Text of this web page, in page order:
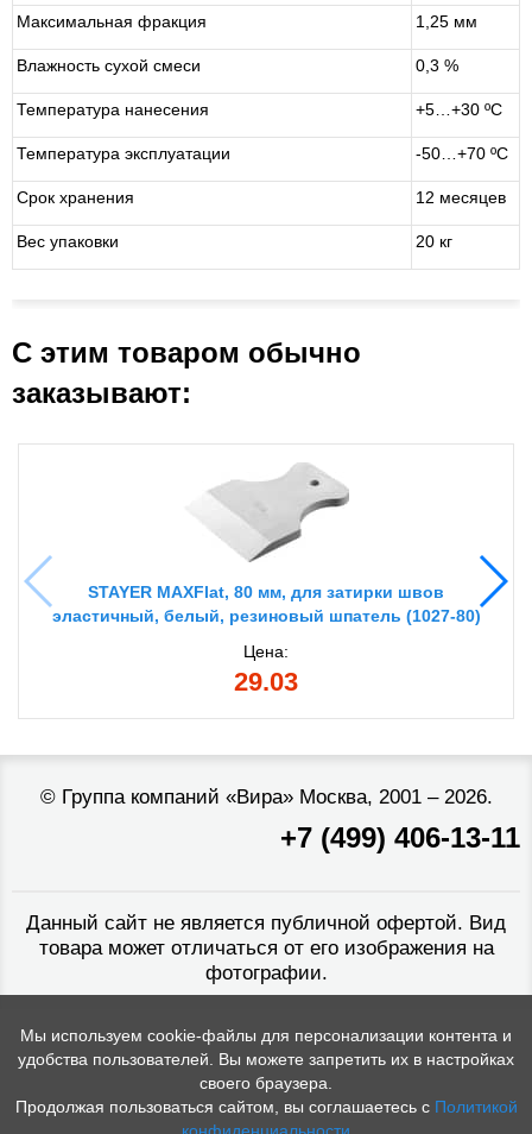
Максимальная фракция 1,25 мм
Влажность сухой смеси 0,3 %
Температура нанесения +5…+30 ºС
Температура эксплуатации -50…+70 ºС
Срок хранения 12 месяцев
Вес упаковки 20 кг
С этим товаром обычно
заказывают:
STAYER MAXFlat, 80 мм, для затирки швов
эластичный, белый, резиновый шпатель (1027-80)
Цена:
29.03
© Группа компаний «Вира»Москва, 2001 – 2026.
+7 (499) 406-13-11
Данный сайт не является публичной офертой. Вид
товара может отличаться от его изображения на
фотографии.
Мы используем cookie-файлы для персонализации контента и
удобства пользователей. Вы можете запретить их в настройках
своего браузера.
Продолжая пользоваться сайтом, вы соглашаетесь с Политикой